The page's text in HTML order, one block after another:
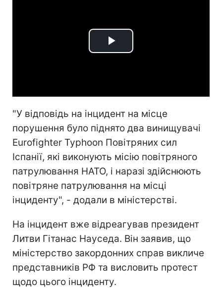
Play
"У відповідь на інцидент на місце
порушення було піднято два винищувачі
Eurofighter Typhoon Повітряних сил
Іспанії, які виконують місію повітряного
патрулювання НАТО, і наразі здійснюють
повітряне патрулювання на місці
інциденту", - додали в міністерстві.
На інцидент вже відреагував президент
Литви Гітанас Науседа. Він заявив, що
міністерство закордонних справ викличе
представників РФ та висловить протест
щодо цього інциденту.